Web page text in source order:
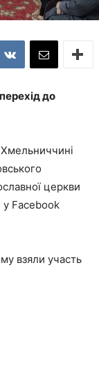
до
Хмельниччині
церкви
у Facebook
взяли участь